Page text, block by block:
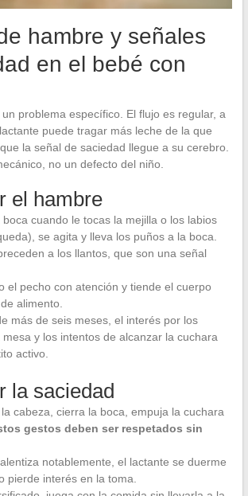
hambre y señales
en el bebé con
problema específico. El flujo es regular, a
puede tragar más leche de la que
la señal de saciedad llegue a su cerebro.
no un defecto del niño.
el hambre
cuando le tocas la mejilla o los labios
se agita y lleva los puños a la boca.
a los llantos, que son una señal
el pecho con atención y tiende el cuerpo
alimento.
más de seis meses, el interés por los
y los intentos de alcanzar la cuchara
activo.
la saciedad
cabeza, cierra la boca, empuja la cuchara
gestos deben ser respetados sin
notablemente, el lactante se duerme
pierde interés en la toma.